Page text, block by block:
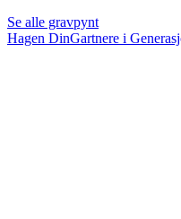
Se alle gravpynt
Hagen DinGartnere i